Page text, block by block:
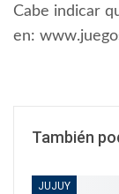
Cabe indicar
en:
También
JUJUY